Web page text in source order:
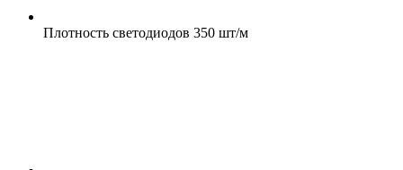
Плотность светодиодов 350 шт/м